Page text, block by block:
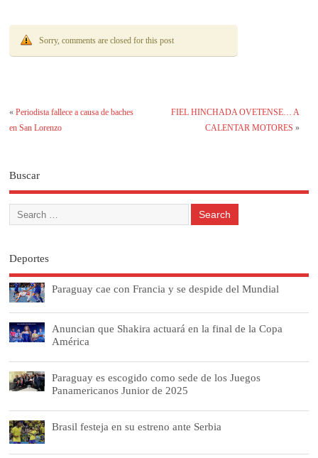
Sorry, comments are closed for this post
«Periodista fallece a causa de baches
en San Lorenzo
FIEL HINCHADA OVETENSE… A
CALENTAR MOTORES »
Buscar
Deportes
Paraguay cae con Francia y se despide del Mundial
Anuncian que Shakira actuará en la final de la Copa
América
Paraguay es escogido como sede de los Juegos
Panamericanos Junior de 2025
Brasil festeja en su estreno ante Serbia